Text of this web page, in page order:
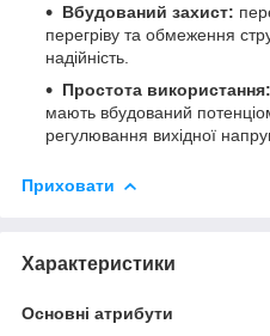
Вбудований захист:
перегріву та обмеження
надійність.
Простота використання:
мають вбудований
регулювання вихідної
Приховати
Характеристики
Основні атрибути